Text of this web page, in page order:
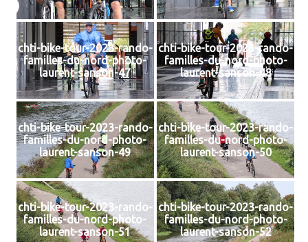
chti-bike-tour-2023-rando-
familles-du-nord-photo-
laurent-sanson-47
chti-bike-tour-2023-rando-
familles-du-nord-photo-
laurent-sanson-48
chti-bike-tour-2023-rando-
familles-du-nord-photo-
laurent-sanson-49
chti-bike-tour-2023-rando-
familles-du-nord-photo-
laurent-sanson-50
chti-bike-tour-2023-rando-
familles-du-nord-photo-
laurent-sanson-51
chti-bike-tour-2023-rando-
familles-du-nord-photo-
laurent-sanson-52